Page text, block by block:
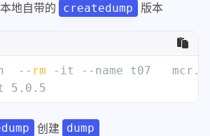
地自带的
createdump 版本
-- rm -it --name t07
5.0.5
创建 dump